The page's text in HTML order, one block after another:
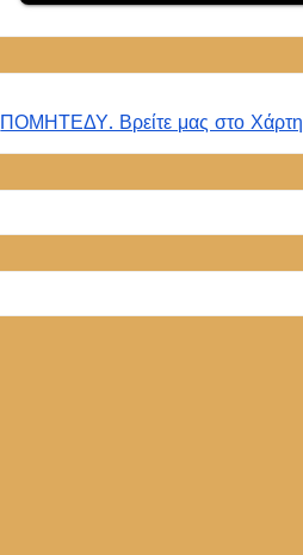
ΠΟΜΗΤΕΔΥ. Βρείτε μας στο Χάρτη